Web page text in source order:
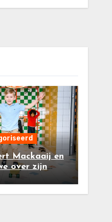
Mackaaij en
over zijn